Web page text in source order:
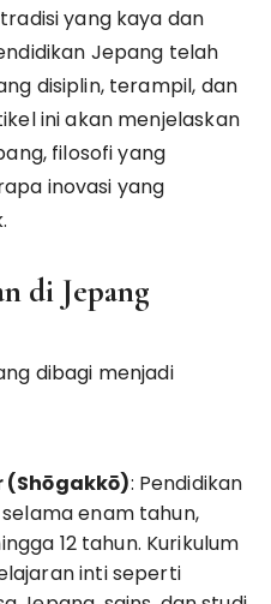
yang kaya dan
Jepang telah
disiplin, terampil, dan
ini akan menjelaskan
filosofi yang
inovasi yang
di Jepang
dibagi menjadi
(Shōgakkō): Pendidikan
enam tahun,
12 tahun. Kurikulum
inti seperti